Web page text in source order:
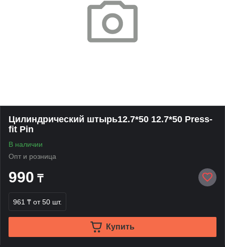
Цилиндрический штырь12.7*50 12.7*50 Press-
fit Pin
В наличии
Опт и розница
990 ₸
961 ₸ от 50 шт.
Купить